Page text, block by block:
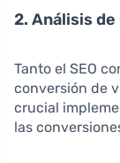
2. Análisis
Tanto el SEO
conversión de
crucial
las